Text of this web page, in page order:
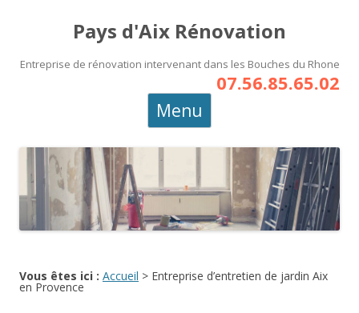
Pays d'Aix Rénovation
Entreprise de rénovation intervenant dans les Bouches du Rhone
07.56.85.65.02
Menu
Vous êtes ici : Accueil > Entreprise d’entretien de jardin Aix
en Provence